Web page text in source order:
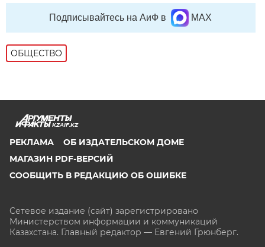
Подписывайтесь на АиФ в MAX
ОБЩЕСТВО
KZAIF.KZ
РЕКЛАМА
ОБ ИЗДАТЕЛЬСКОМ ДОМЕ
МАГАЗИН PDF-ВЕРСИЙ
СООБЩИТЬ В РЕДАКЦИЮ ОБ ОШИБКЕ
Сетевое издание (сайт) зарегистрировано
Министерством информации и коммуникаций
Казахстана. Главный редактор — Евгений Грюнберг.